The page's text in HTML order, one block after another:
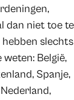
dan niet toe te
slechts
België,
Spanje,